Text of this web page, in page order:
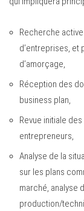
Recherche
d’entreprises, et
d’amorçage,
Réception des
business plan,
Revue initiale
entrepreneurs,
Analyse de la
sur les plans
marché, analyse
production/